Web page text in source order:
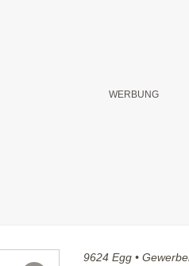
9624 Egg •